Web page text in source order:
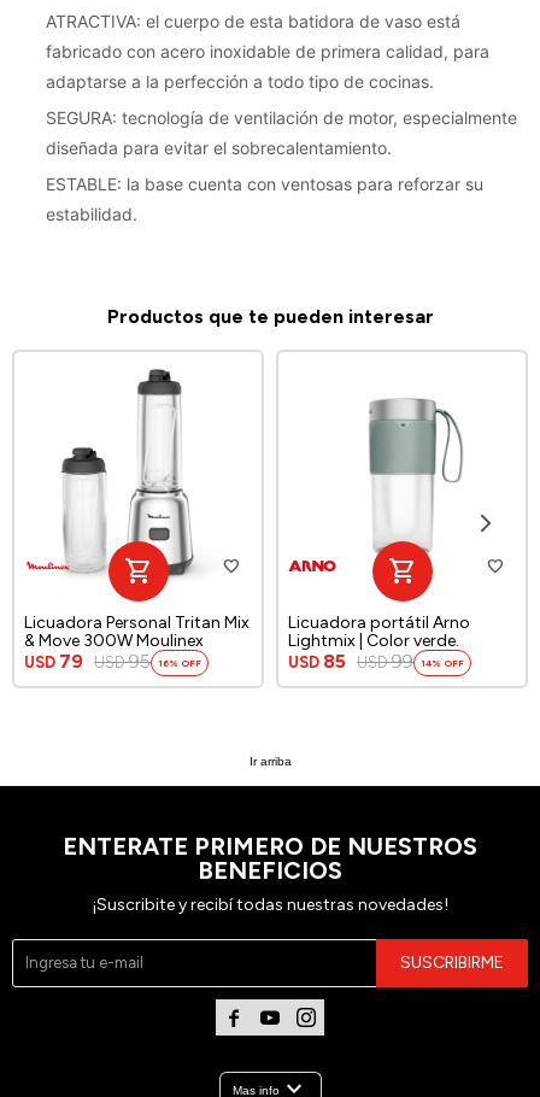
ATRACTIVA: el cuerpo de esta batidora de vaso está
fabricado con acero inoxidable de primera calidad, para
adaptarse a la perfección a todo tipo de cocinas.
SEGURA: tecnología de ventilación de motor, especialmente
diseñada para evitar el sobrecalentamiento.
ESTABLE: la base cuenta con ventosas para reforzar su
estabilidad.
Productos que te pueden interesar
Licuadora Personal Tritan Mix
& Move 300W Moulinex
USD 79 USD 95 16
Licuadora portátil Arno
Lightmix | Color verde.
USD 85 USD 99 14
Ir arriba
ENTERATE PRIMERO DE NUESTROS
BENEFICIOS
¡Suscribite y recibí todas nuestras novedades!
SUSCRIBIRME
  
Mas infoexpand_more